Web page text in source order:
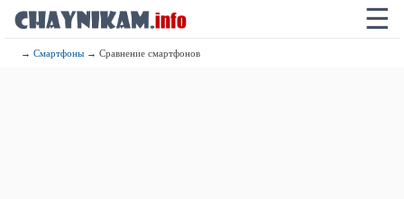
☰
→Смартфоны → Сравнение смартфонов